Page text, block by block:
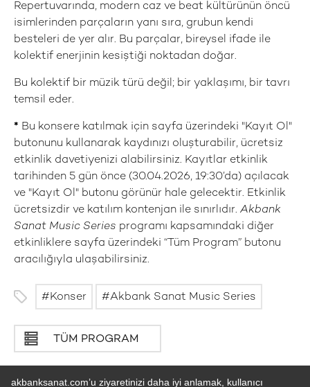
Repertuvarında, modern caz ve beat kültürünün öncü
isimlerinden parçaların yanı sıra, grubun kendi
besteleri de yer alır. Bu parçalar, bireysel ifade ile
kolektif enerjinin kesiştiği noktadan doğar.
Bu kolektif bir müzik türü değil; bir yaklaşımı, bir tavrı
temsil eder.
* Bu konsere katılmak için sayfa üzerindeki "Kayıt Ol"
butonunu kullanarak kaydınızı oluşturabilir, ücretsiz
etkinlik davetiyenizi alabilirsiniz. Kayıtlar etkinlik
tarihinden 5 gün önce (30.04.2026, 19:30’da) açılacak
ve "Kayıt Ol" butonu görünür hale gelecektir. Etkinlik
ücretsizdir ve katılım kontenjan ile sınırlıdır. Akbank
Sanat Music Series programı kapsamındaki diğer
etkinliklere sayfa üzerindeki “Tüm Program” butonu
aracılığıyla ulaşabilirsiniz.
Konser Akbank Sanat Music Series
TÜM PROGRAM